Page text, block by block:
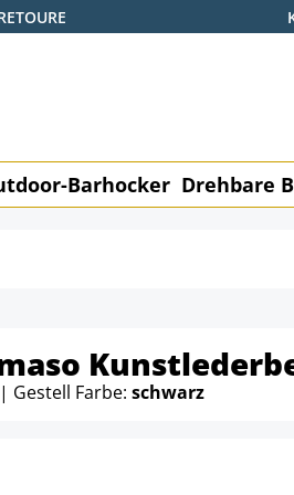
Barhocker Drehbare
| Gestell Farbe: schwarz